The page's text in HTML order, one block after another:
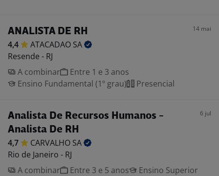
ANALISTA DE RH 14 mai
4,4 ATACADAO SA
Resende - RJ
A combinar
Entre 1 e 3 anos
Ensino Fundamental (1º grau)
Presencial
Analista De Recursos Humanos -
Analista De RH
6 jul
4,7 CARVALHO SA
Rio de Janeiro - RJ
A combinar
Entre 3 e 5 anos
Ensino Superior